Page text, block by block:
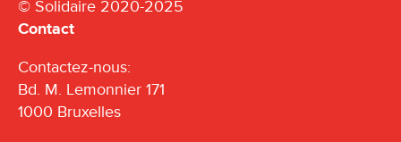
© Solidaire 2020-2025
Contact
Contactez-nous:
Bd. M. Lemonnier 171
1000 Bruxelles